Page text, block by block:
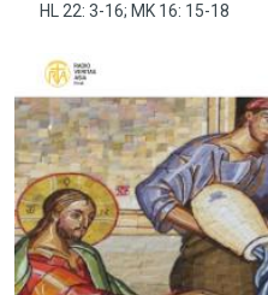
HL 22: 3-16; MK 16: 15-18